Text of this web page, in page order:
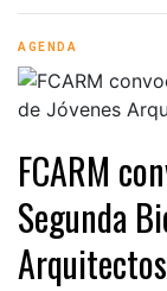
AGENDA
FCARM
Segunda